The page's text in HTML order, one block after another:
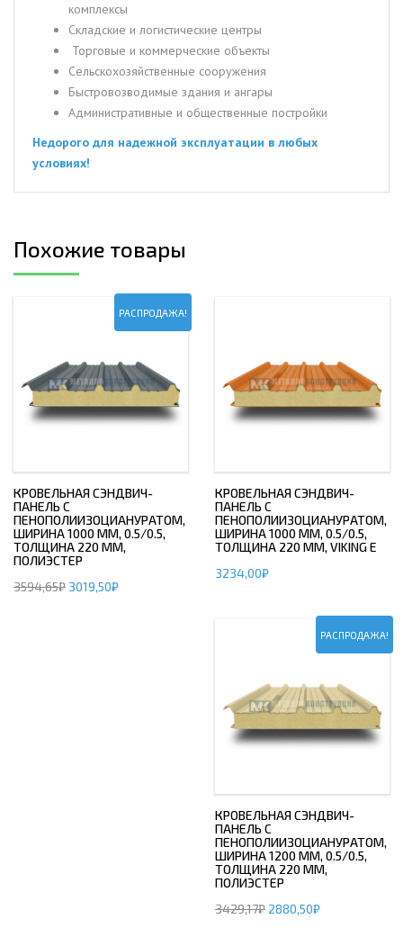
комплексы
Складские и логистические центры
Торговые и коммерческие объекты
Сельскохозяйственные сооружения
Быстровозводимые здания и ангары
Административные и общественные постройки
Недорого для надежной эксплуатации в любых
условиях!
Похожие товары
РАСПРОДАЖА!
КРОВЕЛЬНАЯ СЭНДВИЧ-
ПАНЕЛЬ С
ПЕНОПОЛИИЗОЦИАНУРАТОМ,
ШИРИНА 1000 ММ, 0.5/0.5,
ТОЛЩИНА 220 ММ,
ПОЛИЭСТЕР
3594,65₽ 3019,50₽
КРОВЕЛЬНАЯ СЭНДВИЧ-
ПАНЕЛЬ С
ПЕНОПОЛИИЗОЦИАНУРАТОМ,
ШИРИНА 1000 ММ, 0.5/0.5,
ТОЛЩИНА 220 ММ, VIKING E
3234,00₽
РАСПРОДАЖА!
КРОВЕЛЬНАЯ СЭНДВИЧ-
ПАНЕЛЬ С
ПЕНОПОЛИИЗОЦИАНУРАТОМ,
ШИРИНА 1200 ММ, 0.5/0.5,
ТОЛЩИНА 220 ММ,
ПОЛИЭСТЕР
3429,17₽ 2880,50₽